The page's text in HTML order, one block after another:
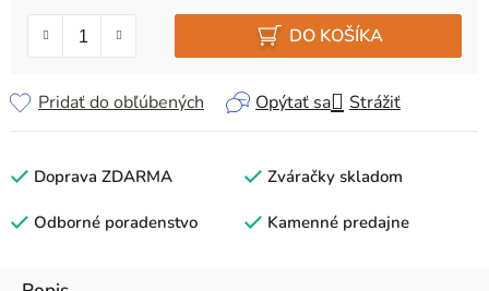
DO KOŠÍKA
Opýtať sa Strážiť
Pridať do obľúbených
Doprava ZDARMA Zváračky skladom
Odborné poradenstvo Kamenné predajne